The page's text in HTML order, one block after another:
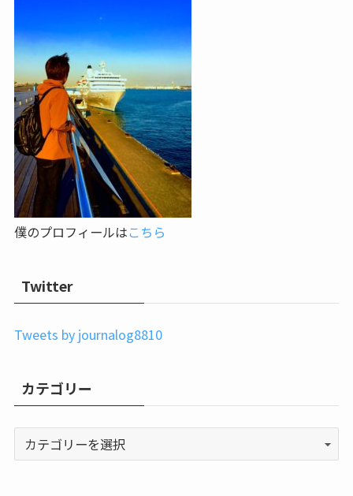
僕のプロフィールはこちら
Twitter
Tweets by journalog8810
カテゴリー